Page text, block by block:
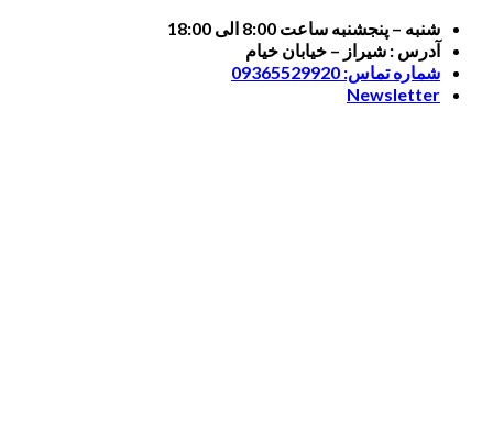
Skip
content
شنبه – پنجشنبه ساعت 8:00 الی 18:00
آدرس : شیراز – خیابان خیام
شماره تماس: 09365529920
Newsletter